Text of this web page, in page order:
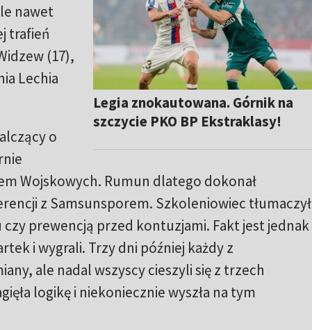
Legia znokautowana. Górnik na
szczycie PKO BP Ekstraklasy!
nawet
trafień
(17),
Lechia
o
Wojskowych. Rumun dlatego dokonał
z Samsunsporem. Szkoleniowiec tłumaczył
prewencją przed kontuzjami. Fakt jest jednak
i wygrali. Trzy dni później każdy z
ale nadal wszyscy cieszyli się z trzech
logikę i niekoniecznie wyszła na tym